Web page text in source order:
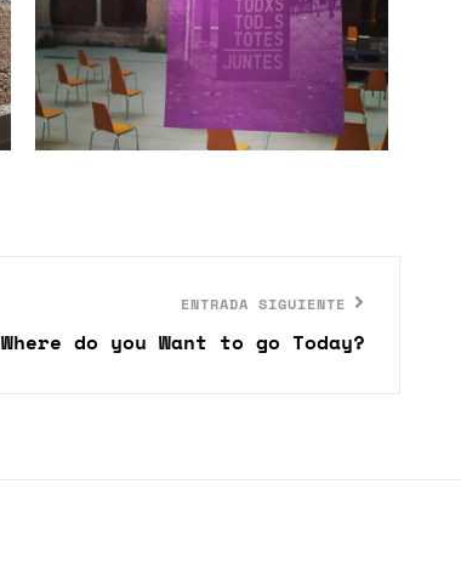
ENTRADA SIGUIENTE
Where do you Want to go Today?